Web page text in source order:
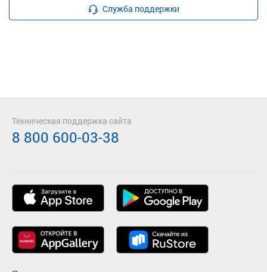
Служба поддержки
Техническая поддержка сайта
8 800 600-03-38